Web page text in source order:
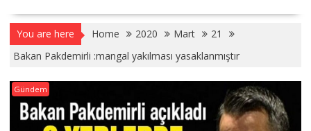
You are here Home 2020 Mart
21
Bakan Pakdemirli :mangal yakılması yasaklanmıştır
Gündem